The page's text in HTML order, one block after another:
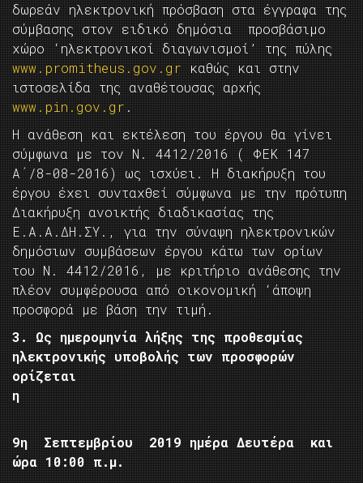
δωρεάν ηλεκτρονική πρόσβαση στα έγγραφα της
σύμβασης στον ειδικό δημόσια προσβάσιμο
χώρο ‘ηλεκτρονικοί διαγωνισμοί’ της πύλης
www.promitheus.gov.gr καθώς και στην
ιστοσελίδα της αναθέτουσας αρχής
www.pin.gov.gr .
Η ανάθεση και εκτέλεση του έργου θα γίνει
σύμφωνα με τον Ν. 4412/2016 ( ΦΕΚ 147
Α΄/8-08-2016) ως ισχύει. Η διακήρυξη του
έργου έχει συνταχθεί σύμφωνα με την πρότυπη
Διακήρυξη ανοικτής διαδικασίας της
Ε.Α.Α.ΔΗ.ΣΥ., για την σύναψη ηλεκτρονικών
δημόσιων συμβάσεων έργου κάτω των ορίων
του Ν. 4412/2016, με κριτήριο ανάθεσης την
πλέον συμφέρουσα από οικονομική ‘άποψη
προσφορά με βάση την τιμή.
3. Ως ημερομηνία λήξης της προθεσμίας
ηλεκτρονικής υποβολής των προσφορών
ορίζεται
η
9η Σεπτεμβρίου 2019 ημέρα Δευτέρα και
ώρα 10:00 π.μ.